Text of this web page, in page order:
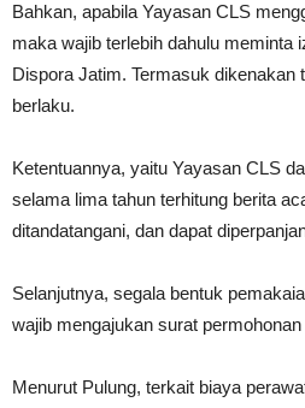
Bahkan, apabila Yayasan CLS
maka wajib terlebih dahulu meminta
Dispora Jatim. Termasuk dikenakan
berlaku.
Ketentuannya, yaitu Yayasan CLS
selama lima tahun terhitung berita
ditandatangani, dan dapat
Selanjutnya, segala bentuk
wajib mengajukan surat
Menurut Pulung, terkait biaya